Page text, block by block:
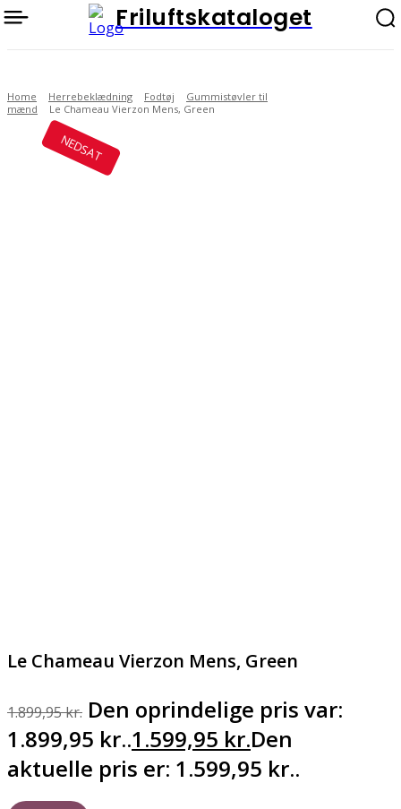
Friluftskataloget
Home Herrebeklædning Fodtøj
Gummistøvler til
mænd
Le Chameau Vierzon Mens, Green
NEDSAT
Le Chameau Vierzon Mens, Green
1.899,95kr. Den oprindelige pris var:
1.899,95 kr..1.599,95 kr.Den
aktuelle pris er: 1.599,95 kr..